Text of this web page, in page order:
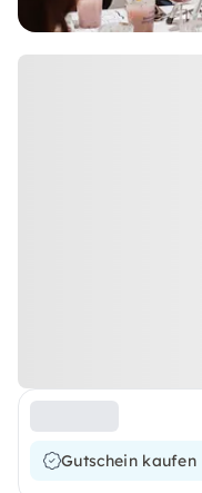
Gutschein kaufen